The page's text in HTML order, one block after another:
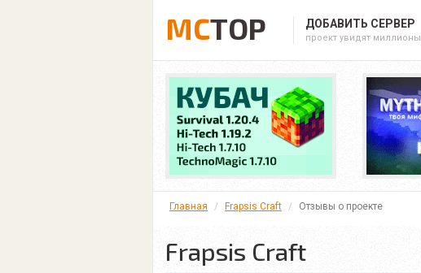
MCTOP ДОБАВИТЬ СЕРВЕР
проект увидят миллионы
Главная Frapsis Craft Отзывы о проекте
Frapsis Craft